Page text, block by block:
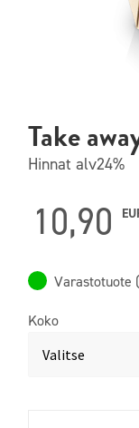
Take
Hinnat alv24%
10,90
Varastotuote
Koko